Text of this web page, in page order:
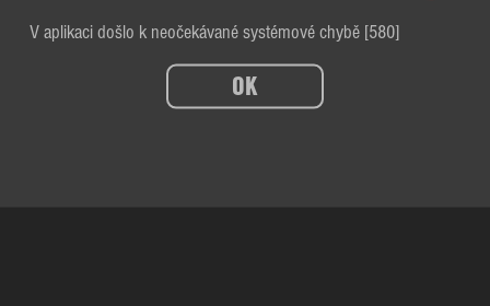
V aplikaci došlo k neočekávané systémové chybě [580]
OK